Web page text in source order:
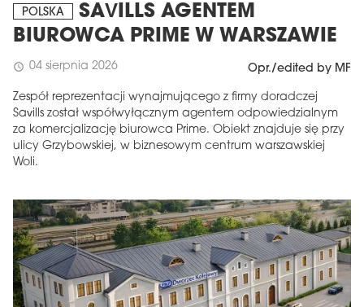
POLSKA
SAVILLS AGENTEM
BIUROWCA PRIME W WARSZAWIE
schedule 04 sierpnia 2026 Opr./edited by MF
Zespół reprezentacji wynajmującego z firmy doradczej
Savills został współwyłącznym agentem odpowiedzialnym
za komercjalizację biurowca Prime. Obiekt znajduje się przy
ulicy Grzybowskiej, w biznesowym centrum warszawskiej
Woli.